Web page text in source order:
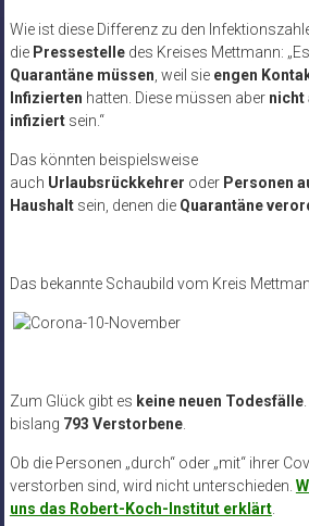
Wie ist diese Differenz zu den
die Pressestelledes Kreises Mettmann:
Quarantäne müssen , weil sie engen
Infizierten hatten. Diese müssen aber nicht
infiziertsein.“
Das könnten beispielsweise
auch Urlaubsrückkehrer oder Personen
Haushaltsein, denen die Quarantäne
Das bekannte Schaubild vom Kreis
Zum Glück gibt es keine neuen Todesfälle
bislang 793 Verstorbene.
Ob die Personen „durch“ oder „mit“ ihrer
verstorben sind, wird nicht unterschieden.
uns das Robert-Koch-Institut erklärt.